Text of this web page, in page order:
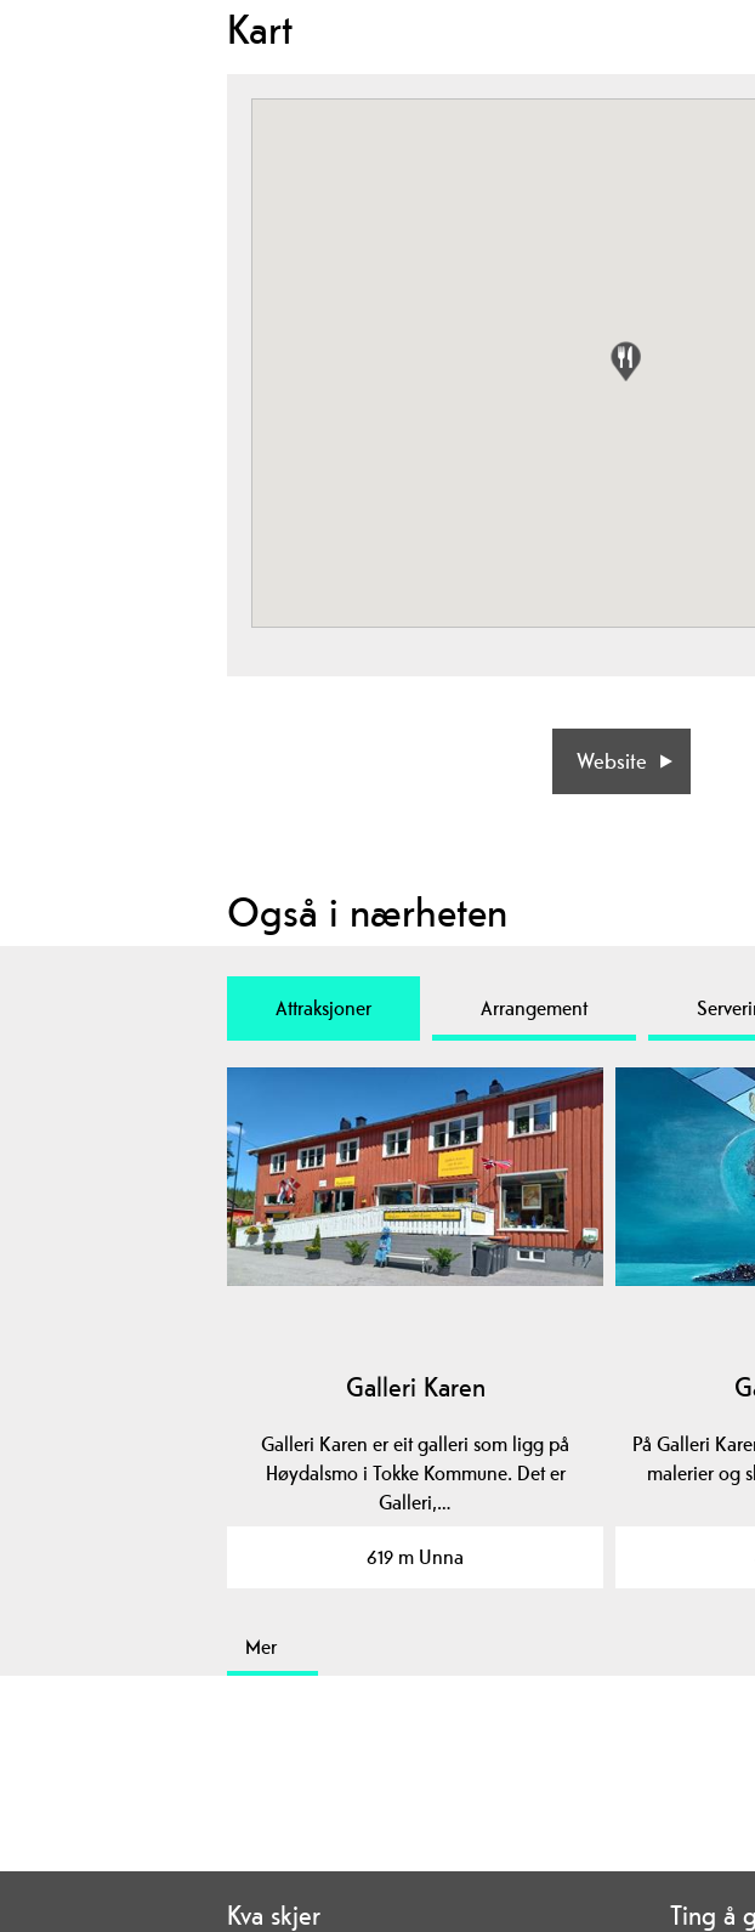
Kart
Website
Også i nærheten
Attraksjoner Arrangement
Galleri Karen
Galleri Karen er eit galleri som ligg på
Høydalsmo i Tokke Kommune. Det er
Galleri,…
619 m Unna
På Galleri
malerier og
Mer
Kva skjer Ting å